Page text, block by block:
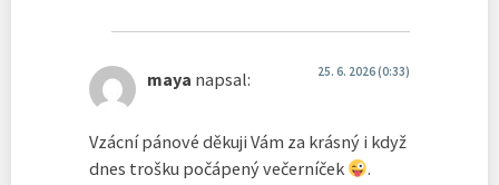
maya napsal: 25. 6. 2026 (0:33)
Vzácní pánové děkuji Vám za krásný i když
dnes trošku počápený večerníček
.